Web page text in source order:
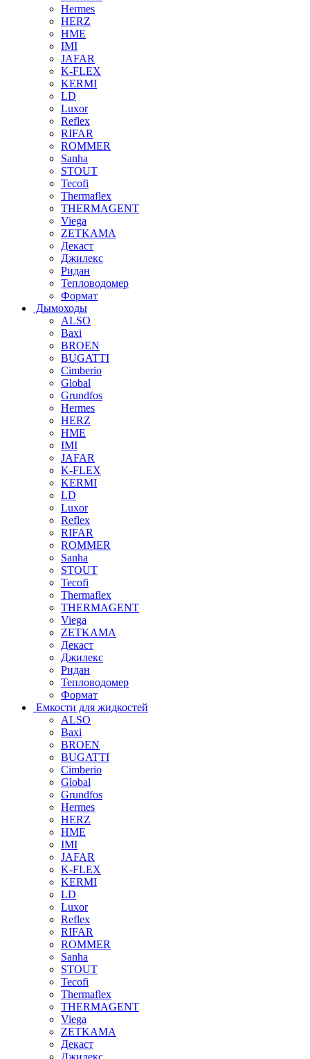
Hermes
HERZ
HME
IMI
JAFAR
K-FLEX
KERMI
LD
Luxor
Reflex
RIFAR
ROMMER
Sanha
STOUT
Tecofi
Thermaflex
THERMAGENT
Viega
ZETKAMA
Декаст
Джилекс
Ридан
Тепловодомер
Формат
Дымоходы
ALSO
Baxi
BROEN
BUGATTI
Cimberio
Global
Grundfos
Hermes
HERZ
HME
IMI
JAFAR
K-FLEX
KERMI
LD
Luxor
Reflex
RIFAR
ROMMER
Sanha
STOUT
Tecofi
Thermaflex
THERMAGENT
Viega
ZETKAMA
Декаст
Джилекс
Ридан
Тепловодомер
Формат
Емкости для жидкостей
ALSO
Baxi
BROEN
BUGATTI
Cimberio
Global
Grundfos
Hermes
HERZ
HME
IMI
JAFAR
K-FLEX
KERMI
LD
Luxor
Reflex
RIFAR
ROMMER
Sanha
STOUT
Tecofi
Thermaflex
THERMAGENT
Viega
ZETKAMA
Декаст
Джилекс